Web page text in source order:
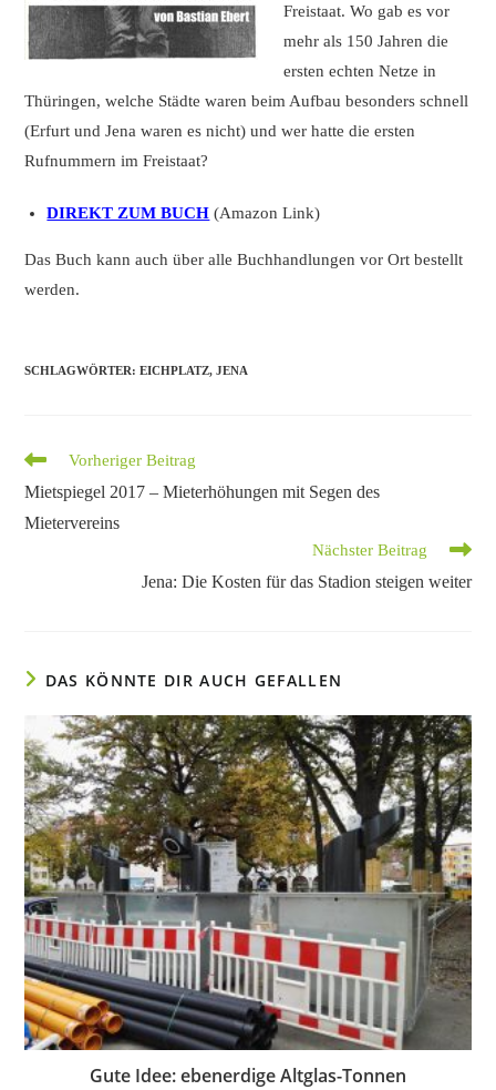
Freistaat. Wo gab es vor
mehr als 150 Jahren die
ersten echten Netze in
Thüringen, welche Städte waren beim Aufbau besonders schnell
(Erfurt und Jena waren es nicht) und wer hatte die ersten
Rufnummern im Freistaat?
DIREKT ZUM BUCH (Amazon Link)
Das Buch kann auch über alle Buchhandlungen vor Ort bestellt
werden.
SCHLAGWÖRTER:EICHPLATZ, JENA
Weitere
ansehen
Vorheriger Beitrag
Mietspiegel 2017 – Mieterhöhungen mit Segen des
Mietervereins
Nächster Beitrag
Jena: Die Kosten für das Stadion steigen weiter
DAS KÖNNTE DIR AUCH GEFALLEN
Gute Idee: ebenerdige Altglas-Tonnen